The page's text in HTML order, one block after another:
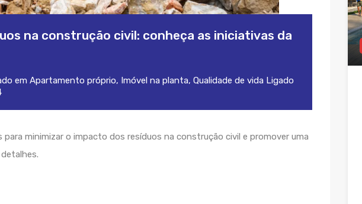
na construção civil: conheça as iniciativas da
em Apartamento próprio, Imóvel na planta, Qualidade de vida Ligado
minimizar o impacto dos resíduos na construção civil e promover uma